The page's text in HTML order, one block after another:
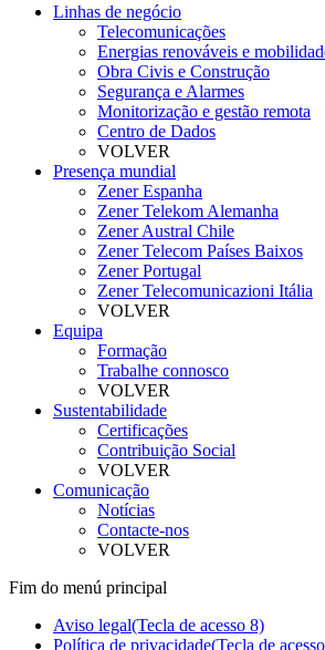
Linhas de negócio
Telecomunicações
Energias renováveis e
Obra Civis e Construção
Segurança e Alarmes
Monitorização e gestão remota
Centro de Dados
VOLVER
Presença mundial
Zener Espanha
Zener Telekom Alemanha
Zener Austral Chile
Zener Telecom Países Baixos
Zener Portugal
Zener Telecomunicazioni Itália
VOLVER
Equipa
Formação
Trabalhe connosco
VOLVER
Sustentabilidade
Certificações
Contribuição Social
VOLVER
Comunicação
Notícias
Contacte-nos
VOLVER
Fim do menú principal
Aviso legal(Tecla de acesso 8)
Política de privacidade(Tecla de